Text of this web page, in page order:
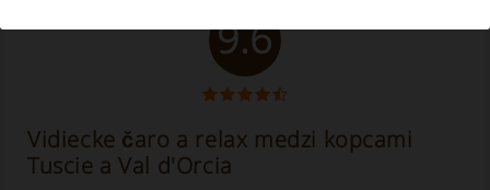
9.6
Vidiecke čaro a relax medzi kopcami
Tuscie a Val d'Orcia